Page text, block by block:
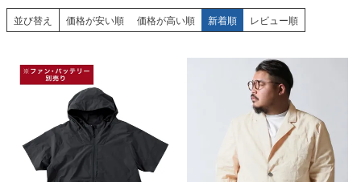
並び替え 価格が安い順 価格が高い順 新着順 レビュー順